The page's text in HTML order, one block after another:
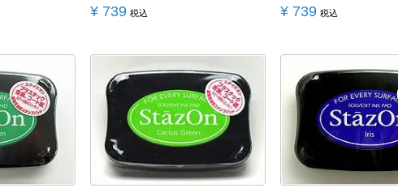
¥ 739 税込 ¥ 739 税込